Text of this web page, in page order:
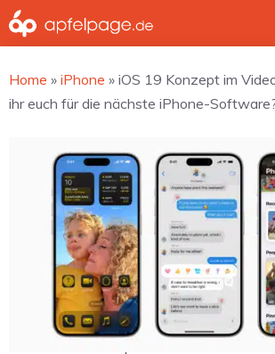
Zum
Inhalt
Home » iPhone » iOS 19 Konzept im
ihr euch für die nächste iPhone-